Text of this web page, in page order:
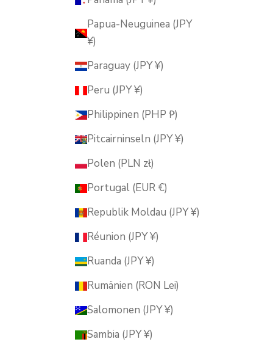
Papua-Neuguinea (JPY
¥)
Paraguay (JPY ¥)
Peru (JPY ¥)
Philippinen (PHP ₱)
Pitcairninseln (JPY ¥)
Polen (PLN zł)
Portugal (EUR €)
Republik Moldau (JPY ¥)
Réunion (JPY ¥)
Ruanda (JPY ¥)
Rumänien (RON Lei)
Salomonen (JPY ¥)
Sambia (JPY ¥)